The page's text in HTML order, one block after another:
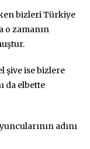
bizleri Türkiye
o zamanın
şive ise bizlere
da elbette
adını